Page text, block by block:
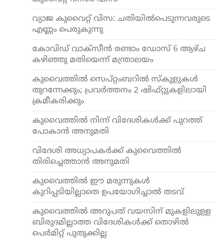
വ്യാ​ജ കുവൈറ്റ് വി​സ: ചതിയിൽപെടുന്നവരുടെ
എണ്ണം പെരുകുന്നു
കോവിഡ് വാക്‌സീന്‍ രണ്ടാം ഡോസ് 6 ആഴ്ച
കഴിഞ്ഞു മതിയെന്ന് മന്ത്രാലയം
കുവൈത്തില്‍ സെപ്റ്റംബറില്‍ സ്‌കുളുകള്‍
തുറന്നേക്കും; പ്രവര്‍ത്തനം 2 ഷിഫ്റ്റുകളിലായി
ക്രമീകരിക്കും
കുവൈത്തില്‍ നിന്ന് വിദേശികള്‍ക്ക് പുറത്ത്
പോകാന്‍ അനുമതി
വിദേശി അധ്യാപകര്‍ക്ക് കുവൈത്തില്‍
തിരിച്ചെത്താന്‍ അനുമതി
കുവൈത്തില്‍ ഈ മരുന്നുകള്‍
കുറിപ്പടിയില്ലാതെ ഉപയോഗിച്ചാല്‍ തടവ്
കുവൈത്തില്‍ അറുപത് വയസിന് മുകളിലുള്ള
ബിരുദമില്ലാത്ത വിദേശികള്‍ക്ക് തൊഴില്‍
പെര്‍മിറ്റ് പുതുക്കില്ല